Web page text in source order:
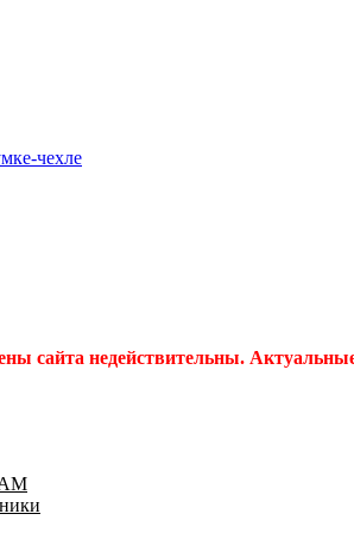
чехле
сайта недействительны.